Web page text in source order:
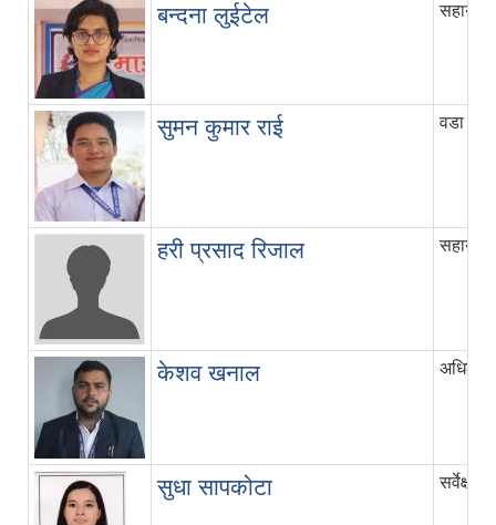
बन्दना लुईटेल सहायक
सुमन कुमार राई वडा
हरी प्रसाद रिजाल सहायक
केशव खनाल अधिकृत
सुधा सापकोटा सर्वेक्षक